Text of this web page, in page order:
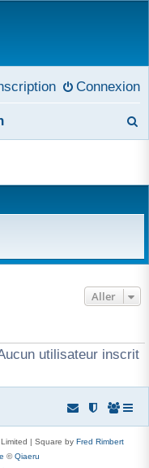
Connexion
r
r
Aller
utilisateur inscrit
| Square by Fred Rimbert
©Qiaeru